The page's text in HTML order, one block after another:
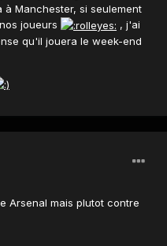
Manchester, si seulement
joueurs
, j'ai
qu'il jouera le week-end
Arsenal mais plutot contre